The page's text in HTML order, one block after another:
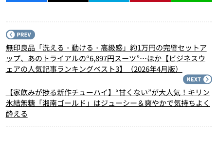
無印良品「洗える・動ける・高級感」約1万円の完璧セットア
ップ、あのトライアルの“6,897円スーツ”…ほか【ビジネスウ
ェアの人気記事ランキングベスト3】（2026年4月版）
【家飲みが捗る新作チューハイ】“甘くない”が大人気！キリン
氷結無糖「湘南ゴールド」はジューシー＆爽やかで気持ちよく
酔える